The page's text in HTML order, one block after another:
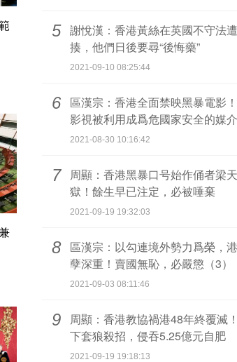
謝悅漢：香港黃絲在英國不守法
揍，他們日後要尋“後悔藥”
2021-09-10 08:25:44
5
區漢宗：香港全面禁映黑暴電影
影視被利用成爲危國家安全的媒介
2021-08-30 10:16:42
6
周顯：香港黑暴口号始作俑者梁
獄！餘生早已注定，必被唾棄
2021-09-19 19:32:03
7
區漢宗：以勾連境外勢力爲榮，
孽深重！賣國無恥，必嚴懲（3）
2021-09-03 08:11:46
8
周顯：香港教協禍港48年終覆滅
下套狼殺招，侵吞5.25億元自肥
2021-09-19 19:18:13
9